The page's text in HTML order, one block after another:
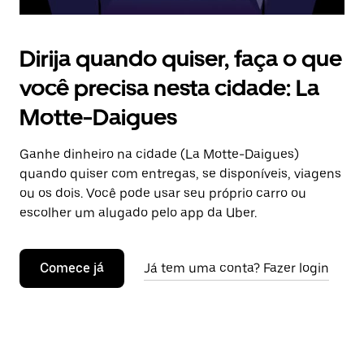
Dirija quando quiser, faça o que
você precisa nesta cidade: La
Motte-Daigues
Ganhe dinheiro na cidade (La Motte-Daigues)
quando quiser com entregas, se disponíveis, viagens
ou os dois. Você pode usar seu próprio carro ou
escolher um alugado pelo app da Uber.
Comece já Já tem uma conta? Fazer login